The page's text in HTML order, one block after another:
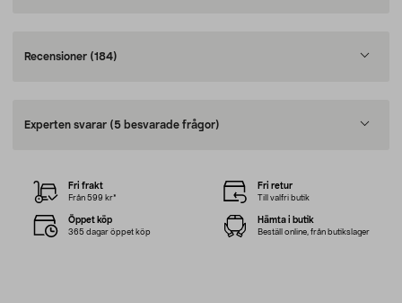
Recensioner (184)
Experten svarar (5 besvarade frågor)
Fri frakt
Från 599 kr*
Fri retur
Till valfri butik
Öppet köp
365 dagar öppet köp
Hämta i butik
Beställ online, från butikslager